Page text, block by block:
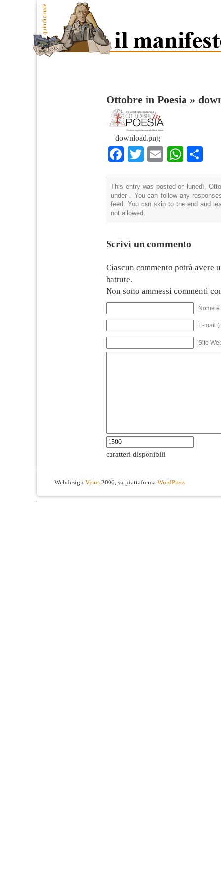
Ottobre in Poesia »
download.png
Facebook
TwitterEmail
This entry was posted on lunedì,
under . You can follow any
feed. You can skip to the end and
not allowed.
Scrivi un commento
Ciascun commento potrà avere
battute.
Non sono ammessi commenti
Nome
E-mail
Sito
caratteri disponibili
Webdesign Visus 2006, su piattaforma WordPress